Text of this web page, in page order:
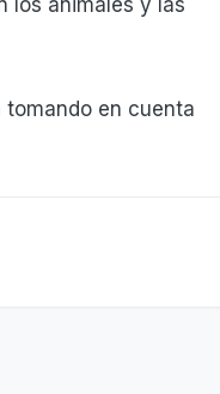
tomando en cuenta